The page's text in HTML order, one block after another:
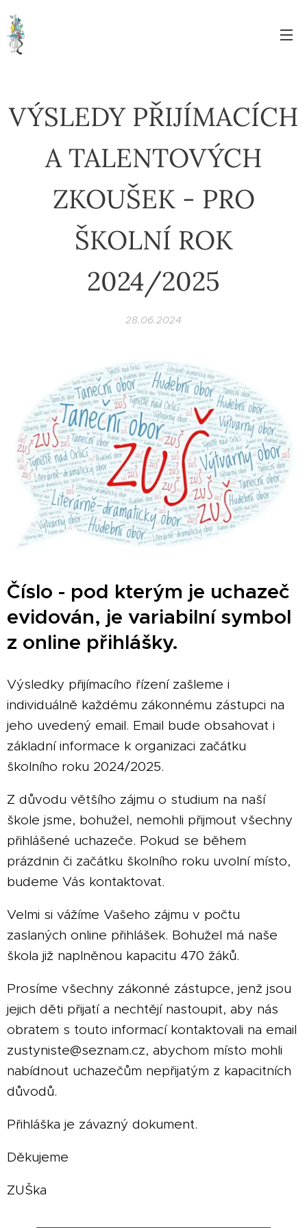
VÝSLEDY PŘIJÍMACÍCH
A TALENTOVÝCH
ZKOUŠEK - PRO
ŠKOLNÍ ROK
2024/2025
28.06.2024
Číslo - pod kterým je uchazeč
evidován, je variabilní symbol
z online přihlášky.
Výsledky přijímacího řízení zašleme i
individuálně každému zákonnému zástupci na
jeho uvedený email. Email bude obsahovat i
základní informace k organizaci začátku
školního roku 2024/2025.
Z důvodu většího zájmu o studium na naší
škole jsme, bohužel, nemohli přijmout všechny
přihlášené uchazeče. Pokud se během
prázdnin či začátku školního roku uvolní místo,
budeme Vás kontaktovat.
Velmi si vážíme Vašeho zájmu v počtu
zaslaných online přihlášek. Bohužel má naše
škola již naplněnou kapacitu 470 žáků.
Prosíme všechny zákonné zástupce, jenž jsou
jejich děti přijatí a nechtějí nastoupit, aby nás
obratem s touto informací kontaktovali na email
zustyniste@seznam.cz, abychom místo mohli
nabídnout uchazečům nepřijatým z kapacitních
důvodů.
Přihláška je závazný dokument.
Děkujeme
ZUŠka